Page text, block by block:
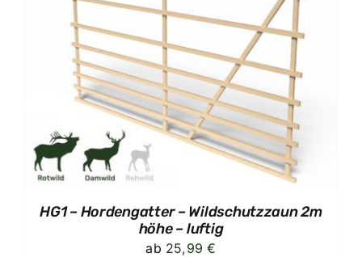
HG1 – Hordengatter – Wildschutzzaun 2m
höhe – luftig
ab 25,99€